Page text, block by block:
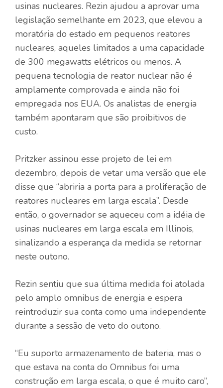
usinas nucleares. Rezin ajudou a aprovar uma
legislação semelhante em 2023, que elevou a
moratória do estado em pequenos reatores
nucleares, aqueles limitados a uma capacidade
de 300 megawatts elétricos ou menos. A
pequena tecnologia de reator nuclear não é
amplamente comprovada e ainda não foi
empregada nos EUA. Os analistas de energia
também apontaram que são proibitivos de
custo.
Pritzker assinou esse projeto de lei em
dezembro, depois de vetar uma versão que ele
disse que “abriria a porta para a proliferação de
reatores nucleares em larga escala”. Desde
então, o governador se aqueceu com a idéia de
usinas nucleares em larga escala em Illinois,
sinalizando a esperança da medida se retornar
neste outono.
Rezin sentiu que sua última medida foi atolada
pelo amplo omnibus de energia e espera
reintroduzir sua conta como uma independente
durante a sessão de veto do outono.
“Eu suporto armazenamento de bateria, mas o
que estava na conta do Omnibus foi uma
construção em larga escala, o que é muito caro”,